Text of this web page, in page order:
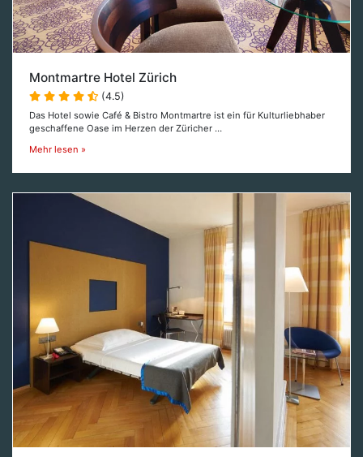
Montmartre Hotel Zürich
(4.5)
Das Hotel sowie Café & Bistro Montmartre ist ein für Kulturliebhaber
geschaffene Oase im Herzen der Züricher …
Mehr lesen »